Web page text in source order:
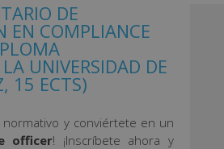
DE
EN COMPLIANCE
UNIVERSIDAD DE
15 ECTS)
normativo y conviértete en un
officer! ¡Inscríbete ahora y